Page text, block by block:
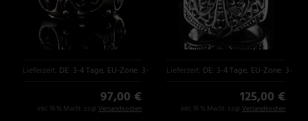
Lieferzeit: DE: 3-4 Tage, EU-Zone: 3-6 Tage
97,00 €
inkl. 19 % MwSt. zzgl. Versandkosten
Lieferzeit: DE: 3-4 Tage, EU-Zone: 3-6
125,00 €
inkl. 19 % MwSt. zzgl. Versandkosten